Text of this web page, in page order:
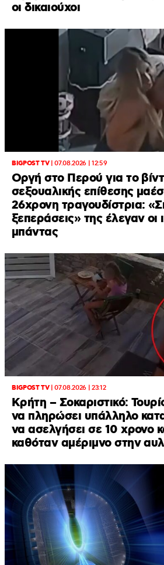
οι δικαιούχοι
BIGPOST TV|07.08.2026 | 12:59
Οργή στο Περού για το
σεξουαλικής επίθεσης
26χρονη τραγουδίστρια:
ξεπεράσεις» της έλεγαν οι
μπάντας
BIGPOST TV|07.08.2026 | 23:12
Κρήτη – Σοκαριστικό:
να πληρώσει υπάλληλο
να ασελγήσει σε 10 χρονο
καθόταν αμέριμνο στην